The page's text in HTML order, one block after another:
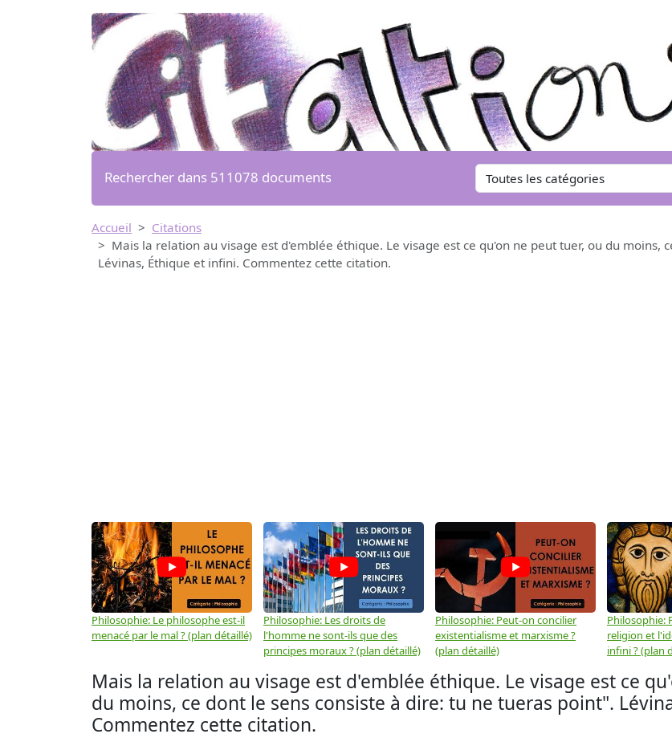
Rechercher dans 511078 documents
Accueil
Citations
Mais la relation au visage est d'emblée éthique. Le visage est ce qu'on ne peut tuer, ou du moins,
Lévinas, Éthique et infini. Commentez cette citation.
Philosophie: Le philosophe est-il
menacé par le mal ? (plan détaillé)
Philosophie: Les droits de
l'homme ne sont-ils que des
principes moraux ? (plan détaillé)
Philosophie: Peut-on concilier
existentialisme et marxisme ?
(plan détaillé)
Philosophie:
religion et
infini ? (plan
Mais la relation au visage est d'emblée éthique. Le visage est ce
du moins, ce dont le sens consiste à dire: tu ne tueras point".
Commentez cette citation.